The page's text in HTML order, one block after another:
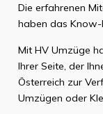
Die erfahrenen
haben das
Mit HV Umzüge
Ihrer Seite, der
Österreich zur
Umzügen oder